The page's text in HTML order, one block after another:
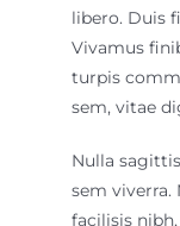
libero. Duis
Vivamus
turpis
sem, vitae
Nulla
sem viverra.
facilisis